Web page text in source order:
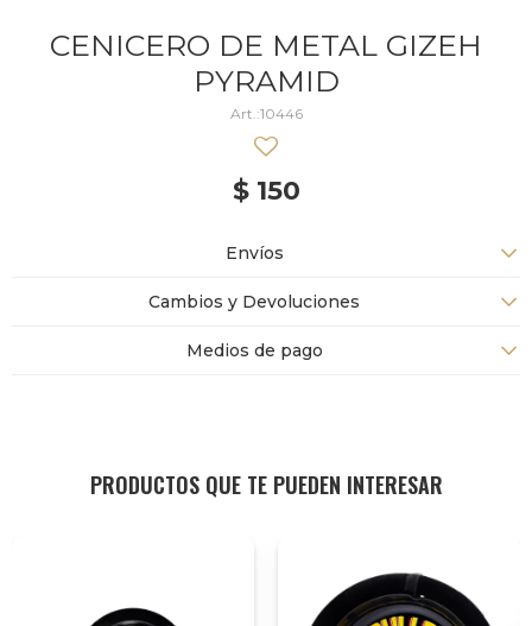
CENICERO DE METAL GIZEH
PYRAMID
10446
$ 150
Envíos
Cambios y Devoluciones
Medios de pago
PRODUCTOS QUE TE PUEDEN INTERESAR